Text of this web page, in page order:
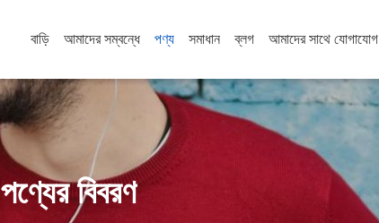
বাড়ি আমাদের সম্বন্ধে পণ্য সমাধান ব্লগ আমাদের সাথে যোগাযোগ
পণ্যের বিবরণ